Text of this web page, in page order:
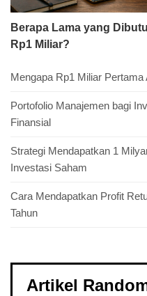
Berapa Lama yang
Rp1 Miliar?
Mengapa Rp1 Miliar
Portofolio Manajemen bagi
Finansial
Strategi Mendapatkan 1
Investasi Saham
Cara Mendapatkan Profit
Tahun
Artikel